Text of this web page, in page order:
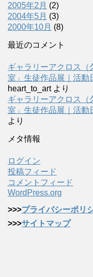
2005年2月 (2)
2004年5月 (3)
2000年10月 (8)
最近のコメント
ギャラリーアクロス（
室」生徒作品展｜活動
heart_to_artより
ギャラリーアクロス（
室」生徒作品展｜活動
より
メタ情報
ログイン
投稿フィード
コメントフィード
WordPress.org
>>>プライバシーポリ
>>>サイトマップ